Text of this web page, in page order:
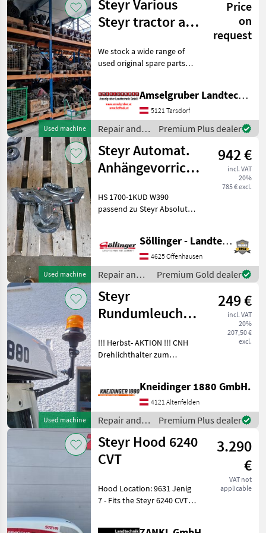
Steyr
Used machine
Steyr Various
Steyr tractor and
parts
Price
on
request
We stock a wide range of
used original spare parts
bracket, rims, engines,
gearbox, rear axle, half axle,
lin
Amselgruber Landtechnik GmbH
5121 Tarsdorf
Repair and
spare parts /
Steyr
Premium Plus dealer
Used machine
Steyr Automat.
Anhängevorrichtung
942 €
incl. VAT
20%
785 € excl.
HS 1700-1KUD W390
passend zu Steyr Absolut
Söllinger - Landtechnik GmbH
4625 Offenhausen
Repair and
spare parts /
Steyr
Premium Gold dealer
Used machine
Steyr
Rundumleuchtenhalter
249 €
incl. VAT
20%
207,50 €
excl.
!!! Herbst- AKTION !!! CNH
Drehlichthalter zum
„neuer“ Kabine) Impuls
CVT; Absolut CVT; Terrus
CVT CNH T
Kneidinger 1880 GmbH.
4121 Altenfelden
Repair and
spare parts /
Steyr
Premium Plus dealer
Steyr Hood 6240
CVT
3.290
€
VAT not
applicable
Hood Location: 9631 Jenig
7 - Fits the Steyr 6240 CVT -